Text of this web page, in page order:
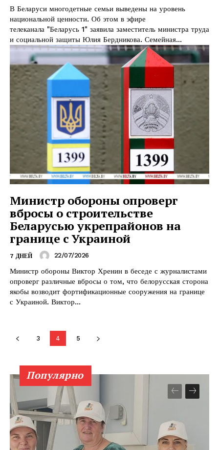
Газета
"Драгічынскі Веснік"
ПОДПИСАТЬСЯ
Редакция "ДВ"
Наша гісторыя
Контакты
Правила использования материалов
Электронные обращения
В Беларуси многодетные семьи выведены на уровень
национальной ценности. Об этом в эфире
телеканала "Беларусь 1" заявила заместитель министра труда
и социальной защиты Юлия Бердникова. Семейная...
Министр обороны опроверг
вбросы о строительстве
Беларусью укрепрайонов на
границе с Украиной
7 ДНЕЙ 22/07/2026
Министр обороны Виктор Хренин в беседе с журналистами
опроверг различные вбросы о том, что белорусская сторона
якобы возводит фортификационные сооружения на границе
с Украиной. Виктор...
3 4 5
Популярно